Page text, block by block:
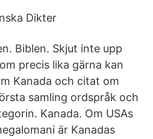
Dikter
Biblen. Skjut inte upp
precis lika gärna kan
Kanada och citat om
samling ordspråk och
Kanada. Om USAs
är Kanadas